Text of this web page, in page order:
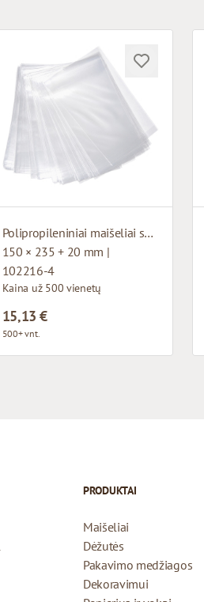
Polipropileniniai maišeliai su apatiniu pagrindu
150 × 235 + 20 mm |
102216-4
Kaina už 500 vienetų
15,13 €
500+ vnt.
PRODUKTAI
Maišeliai
Dėžutės
Pakavimo medžiagos
Dekoravimui